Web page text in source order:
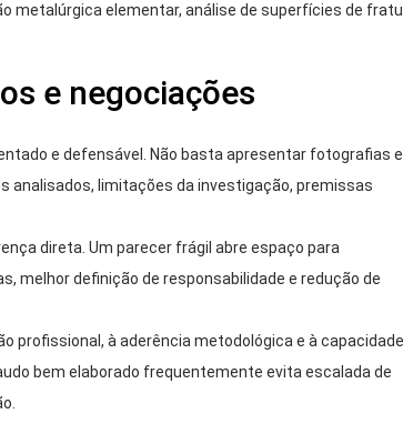
metalúrgica elementar, análise de superfícies de
e negociações
e defensável. Não basta apresentar fotografias e
analisados, limitações da investigação, premissas
direta. Um parecer frágil abre espaço para
melhor definição de responsabilidade e redução de
profissional, à aderência metodológica e à capacidade
bem elaborado frequentemente evita escalada de